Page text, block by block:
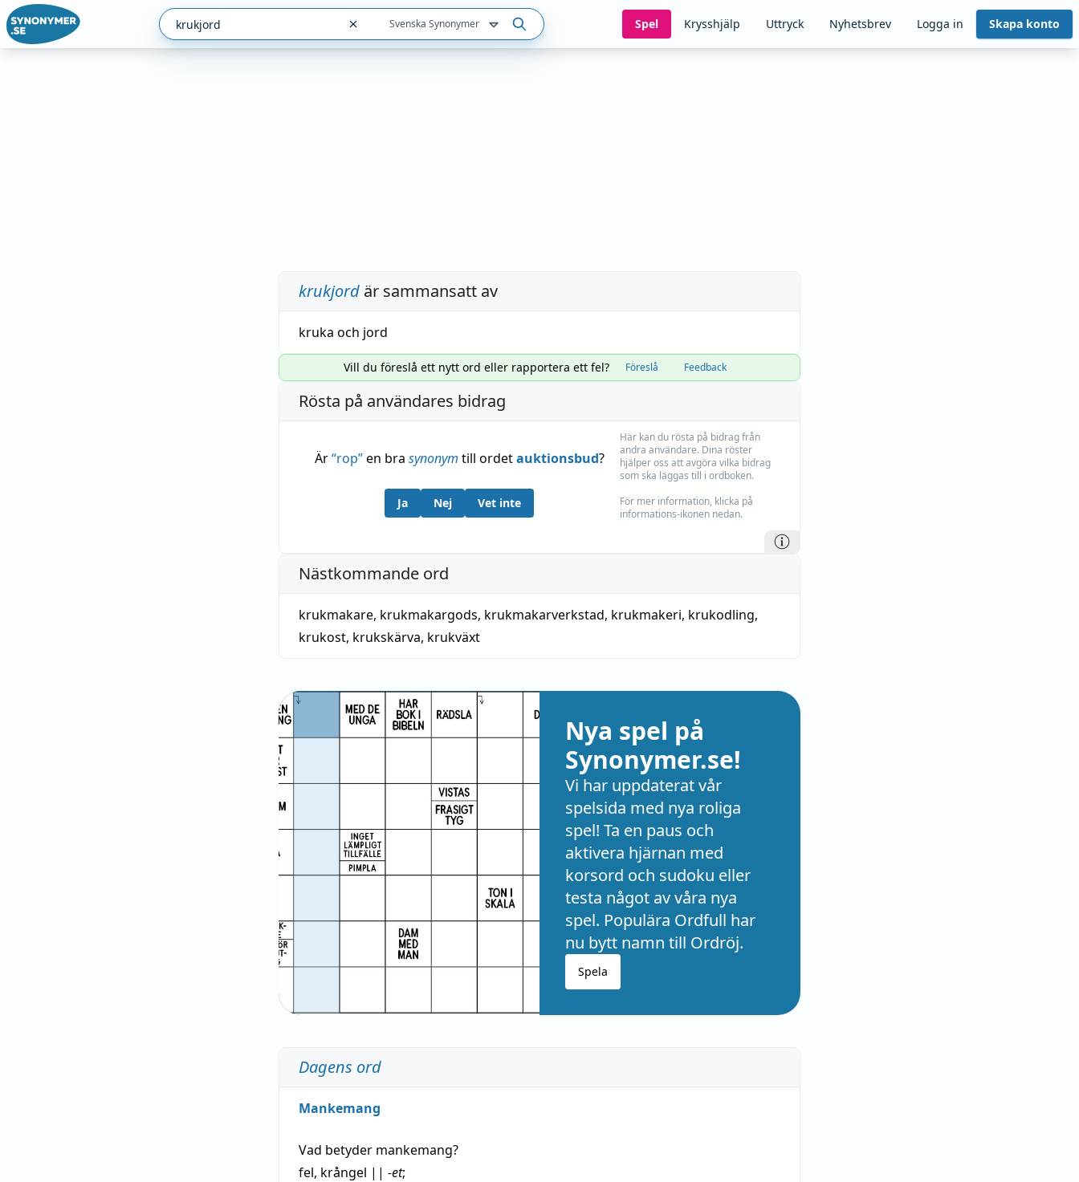
Svenska Synonymer Spel Krysshjälp Uttryck Nyhetsbrev Logga in Skapa konto
krukjord är sammansatt av
kruka och jord
Vill du föreslå ett nytt ord eller rapportera ett fel? Föreslå Feedback
Rösta på användares bidrag
Är“rop”en bra synonym till ordetauktionsbud?
Ja Nej Vet inte
Här kan du rösta på bidrag från
andra användare. Dina röster
hjälper oss att avgöra vilka bidrag
som ska läggas till i ordboken.
För mer information, klicka på
informations-ikonen nedan.
Nästkommande ord
krukmakare, krukmakargods, krukmakarverkstad, krukmakeri, krukodling,
krukost, krukskärva, krukväxt
Nya spel på
Synonymer.se!
Vi har uppdaterat vår
spelsida med nya roliga
spel! Ta en paus och
aktivera hjärnan med
korsord och sudoku eller
testa något av våra nya
spel. Populära Ordfull har
nu bytt namn till Ordröj.
Spela
Dagens ord
Mankemang
Vad betyder mankemang?
fel, krångel || -et;